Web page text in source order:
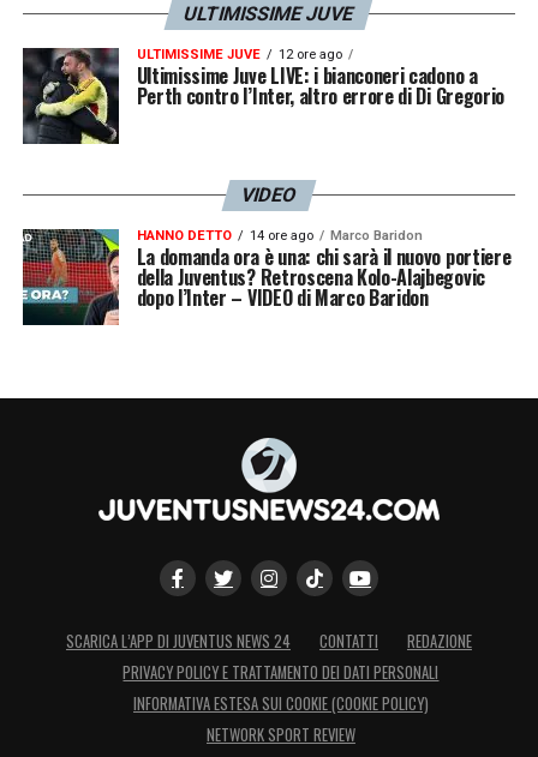
LA PLAYLIST DELLE NOSTRE TOP NEWS
ULTIMISSIME JUVE
ULTIMISSIME JUVE 12 ore ago
Ultimissime Juve LIVE: i bianconeri cadono a
Perth contro l’Inter, altro errore di Di Gregorio
VIDEO
HANNO DETTO 14 ore ago Marco Baridon
La domanda ora è una: chi sarà il nuovo portiere
della Juventus? Retroscena Kolo-Alajbegovic
dopo l’Inter – VIDEO di Marco Baridon
SCARICA L’APP DI JUVENTUS NEWS 24 CONTATTI
REDAZIONE
PRIVACY POLICY E TRATTAMENTO DEI DATI PERSONALI
INFORMATIVA ESTESA SUI COOKIE (COOKIE POLICY)
NETWORK SPORT REVIEW